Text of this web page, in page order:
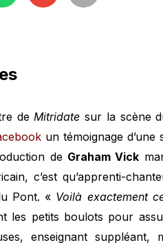
deMitridate sur la scène
un témoignage d’une
de Graham Vick
c’est qu’apprenti-
Pont. « Voilà exactement
les petits boulots pour
enseignant suppléant,